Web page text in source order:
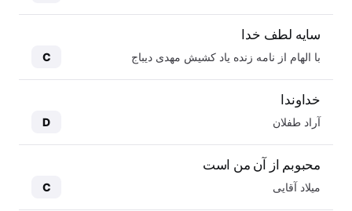
سایه لطف خدا
با الهام از نامه زنده یاد کشیش مهدی دیباج C
خداوندا
آراد طفلان D
محبوبم از آن من است
میلاد آقایی C